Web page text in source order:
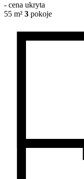
- cena ukryta
55 m² 3 pokoje